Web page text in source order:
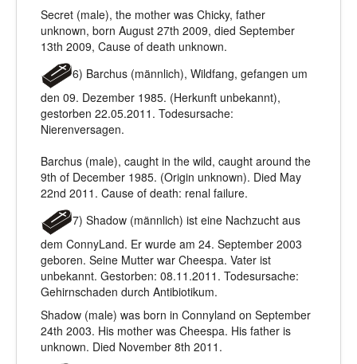
Secret (male), the mother was Chicky, father
unknown, born August 27th 2009, died September
13th 2009, Cause of death unknown.
6) Barchus (männlich), Wildfang, gefangen um
den 09. Dezember 1985. (Herkunft unbekannt),
gestorben 22.05.2011. Todesursache:
Nierenversagen.
Barchus (male), caught in the wild, caught around the
9th of December 1985. (Origin unknown). Died May
22nd 2011. Cause of death: renal failure.
7) Shadow (männlich) ist eine Nachzucht aus
dem ConnyLand. Er wurde am 24. September 2003
geboren. Seine Mutter war Cheespa. Vater ist
unbekannt. Gestorben: 08.11.2011. Todesursache:
Gehirnschaden durch Antibiotikum.
Shadow (male) was born in Connyland on September
24th 2003. His mother was Cheespa. His father is
unknown. Died November 8th 2011.